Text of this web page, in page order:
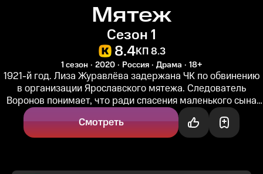
Мятеж
Сезон 1
8.4КП 8.3
1 сезон 2020 Россия Драма 18+
1921-й год. Лиза Журавлёва задержана ЧК по обвинению
в организации Ярославского мятежа. Следователь
Воронов понимает, что ради спасения маленького сына
Лиза расскажет всё. Её...
Смотреть